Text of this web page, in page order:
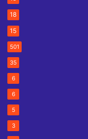
18
15
501
35
6
6
5
3